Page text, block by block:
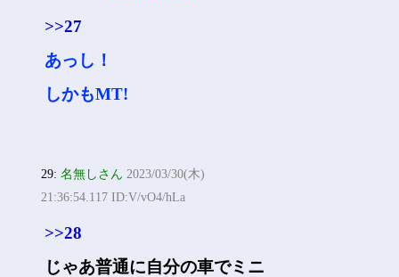
>>27
あっし！
しかもMT!
29:名無しさん 2023/03/30(木)
21:36:54.117 ID:V/vO4/hLa
>>28
じゃあ普通に自分の車でミニ